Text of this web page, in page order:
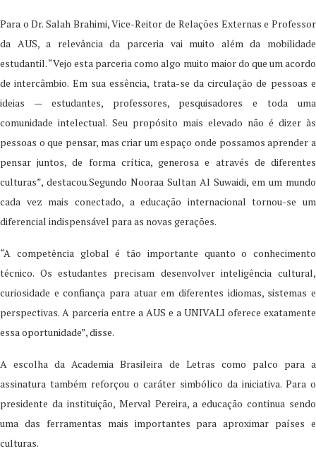
Para o Dr. Salah Brahimi, Vice-Reitor de Relações Externas e Professor
da AUS, a relevância da parceria vai muito além da mobilidade
estudantil. “Vejo esta parceria como algo muito maior do que um acordo
de intercâmbio. Em sua essência, trata-se da circulação de pessoas e
ideias — estudantes, professores, pesquisadores e toda uma
comunidade intelectual. Seu propósito mais elevado não é dizer às
pessoas o que pensar, mas criar um espaço onde possamos aprender a
pensar juntos, de forma crítica, generosa e através de diferentes
culturas”, destacou.Segundo Nooraa Sultan Al Suwaidi, em um mundo
cada vez mais conectado, a educação internacional tornou-se um
diferencial indispensável para as novas gerações.
“A competência global é tão importante quanto o conhecimento
técnico. Os estudantes precisam desenvolver inteligência cultural,
curiosidade e confiança para atuar em diferentes idiomas, sistemas e
perspectivas. A parceria entre a AUS e a UNIVALI oferece exatamente
essa oportunidade”, disse.
A escolha da Academia Brasileira de Letras como palco para a
assinatura também reforçou o caráter simbólico da iniciativa. Para o
presidente da instituição, Merval Pereira, a educação continua sendo
uma das ferramentas mais importantes para aproximar países e
culturas.